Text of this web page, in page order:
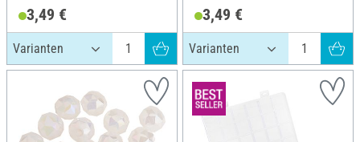
3,49 € 3,49 €